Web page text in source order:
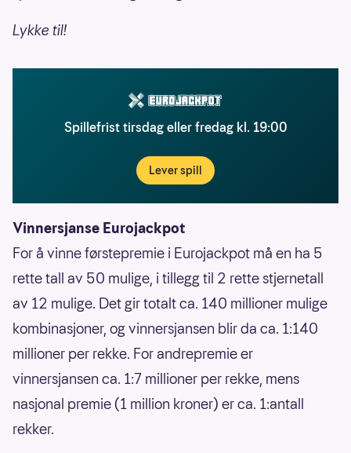
Lykke til!
Spillefrist tirsdag eller fredag kl. 19:00
Lever spill
Vinnersjanse Eurojackpot
For å vinne førstepremie i Eurojackpot må en ha 5
rette tall av 50 mulige, i tillegg til 2 rette stjernetall
av 12 mulige. Det gir totalt ca. 140 millioner mulige
kombinasjoner, og vinnersjansen blir da ca. 1:140
millioner per rekke. For andrepremie er
vinnersjansen ca. 1:7 millioner per rekke, mens
nasjonal premie (1 million kroner) er ca. 1:antall
rekker.